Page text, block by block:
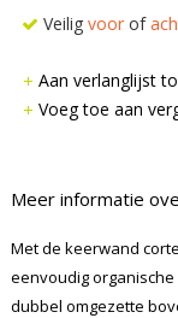
Veilig voorof
Aan verlanglijst
Voeg toe aan
Meer informatie
Met de keerwand
eenvoudig
dubbel omgezette